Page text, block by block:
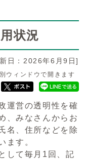
状況
日：2026年6月9日]
ウィンドウで開きます
運営の透明性を確
、みなさんからお
名、住所などを除
ます。
して毎月1回、記